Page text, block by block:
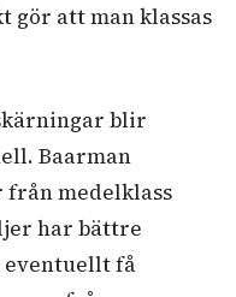
gör att man klassas
blir
Baarman
från medelklass
har bättre
få